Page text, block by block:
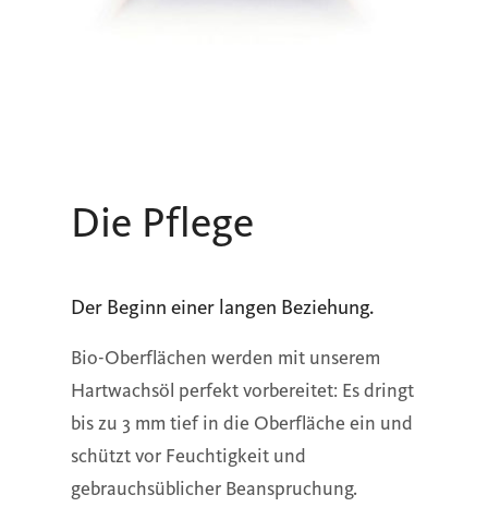
Die Pflege
Der Beginn einer langen Beziehung.
Bio-Oberflächen werden mit unserem
Hartwachsöl perfekt vorbereitet: Es dringt
bis zu 3 mm tief in die Oberfläche ein und
schützt vor Feuchtigkeit und
gebrauchsüblicher Beanspruchung.